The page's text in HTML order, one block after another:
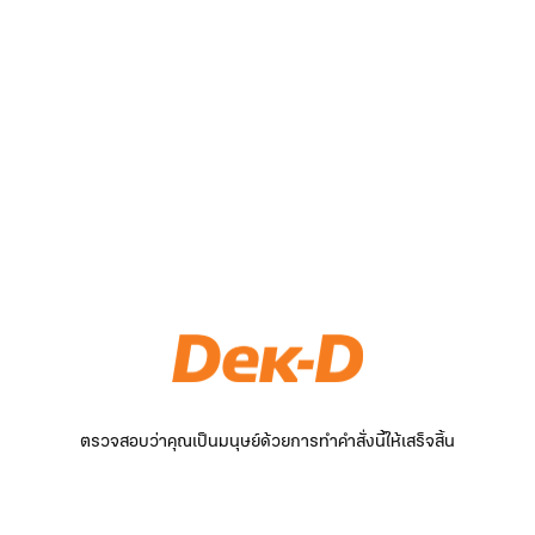
ตรวจสอบว่าคุณเป็นมนุษย์ด้วยการทำคำสั่งนี้ให้เสร็จสิ้น